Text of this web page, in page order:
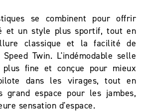
se combinent pour offrir
et un style plus sportif, tout en
classique et la facilité de
Twin. L'indémodable selle
plus fine et conçue pour mieux
dans les virages, tout en
grand espace pour les jambes,
sensation d'espace.